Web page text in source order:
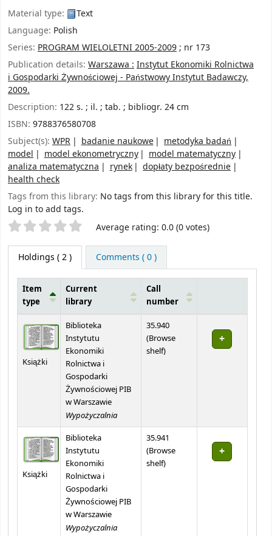
Material type:
Text
Language: Polish
Series: PROGRAM WIELOLETNI 2005-2009; nr 173
Publication details: Warszawa : Instytut Ekonomiki Rolnictwa
i Gospodarki Żywnościowej - Państwowy Instytut Badawczy,
2009.
Description: 122 s. ; il. ; tab. ; bibliogr. 24 cm
ISBN: 9788376580708
Subject(s): WPR badanie naukowe
metodyka badań
model
model ekonometryczny
model matematyczny
analiza matematyczna
rynek
dopłaty bezpośrednie
health check
Tags from this library: No tags from this library for this title.
Log in to add tags.
Star ratings Average rating: 0.0 (0 votes)
Holdings ( 2 ) Comments ( 0 )
Item
type
Current
library
Call
number
Książki
Biblioteka
Instytutu
Ekonomiki
Rolnictwa i
Gospodarki
Żywnościowej PIB
w Warszawie
Wypożyczalnia
35.940
(Browse
shelf(Opens below)
)
Książki
Biblioteka
Instytutu
Ekonomiki
Rolnictwa i
Gospodarki
Żywnościowej PIB
w Warszawie
Wypożyczalnia
35.941
(Browse
shelf(Opens below)
)